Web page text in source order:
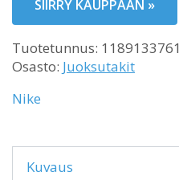
SIIRRY KAUPPAAN »
Tuotetunnus: 1189133761
Osasto: Juoksutakit
Nike
Kuvaus